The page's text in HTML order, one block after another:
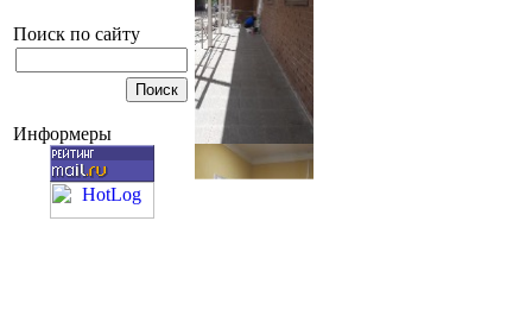
Поиск по сайту
Информеры